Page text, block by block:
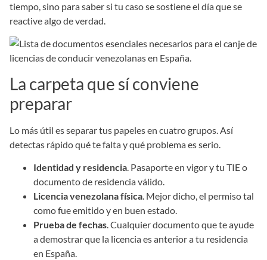
tiempo, sino para saber si tu caso se sostiene el día que se
reactive algo de verdad.
La carpeta que sí conviene
preparar
Lo más útil es separar tus papeles en cuatro grupos. Así
detectas rápido qué te falta y qué problema es serio.
Identidad y residencia. Pasaporte en vigor y tu TIE o
documento de residencia válido.
Licencia venezolana física. Mejor dicho, el permiso tal
como fue emitido y en buen estado.
Prueba de fechas. Cualquier documento que te ayude
a demostrar que la licencia es anterior a tu residencia
en España.